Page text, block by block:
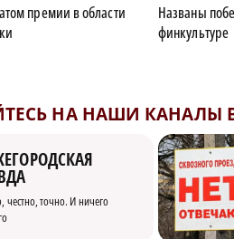
премии в области
Названы
финкультуре
НА НАШИ КАНАЛЫ В
честно, точно. И ничего